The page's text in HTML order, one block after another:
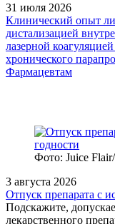
31 июля 2026
Клинический опыт
дистализацией
лазерной
хронического
Фармацевтам
Фото: Juice
3 августа 2026
Отпуск препарата с
Подскажите,
лекарственного